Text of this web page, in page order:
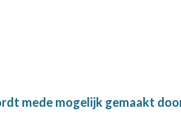
mede mogelijk gemaakt